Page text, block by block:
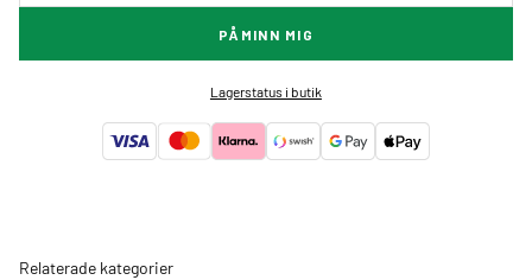
PÅMINN MIG
Lagerstatus i butik
Relaterade kategorier